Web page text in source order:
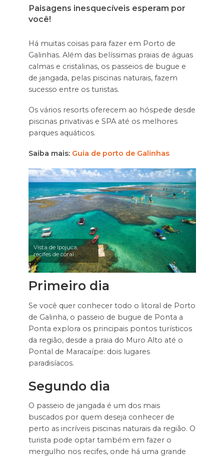
Paisagens inesquecíveis esperam por
você!
Há muitas coisas para fazer em Porto de
Galinhas. Além das belíssimas praias de águas
calmas e cristalinas, os passeios de bugue e
de jangada, pelas piscinas naturais, fazem
sucesso entre os turistas.
Os vários resorts oferecem ao hóspede desde
piscinas privativas e SPA até os melhores
parques aquáticos.
Saiba mais: Guia de porto de Galinhas
Vista de Ipojuca,
recifes de coral
Primeiro dia
Se você quer conhecer todo o litoral de Porto
de Galinha, o passeio de bugue de Ponta a
Ponta explora os principais pontos turísticos
da região, desde a praia do Muro Alto até o
Pontal de Maracaípe: dois lugares
paradisíacos.
Segundo dia
O passeio de jangada é um dos mais
buscados por quem deseja conhecer de
perto as incríveis piscinas naturais da região. O
turista pode optar também em fazer o
mergulho nos recifes, onde há uma grande